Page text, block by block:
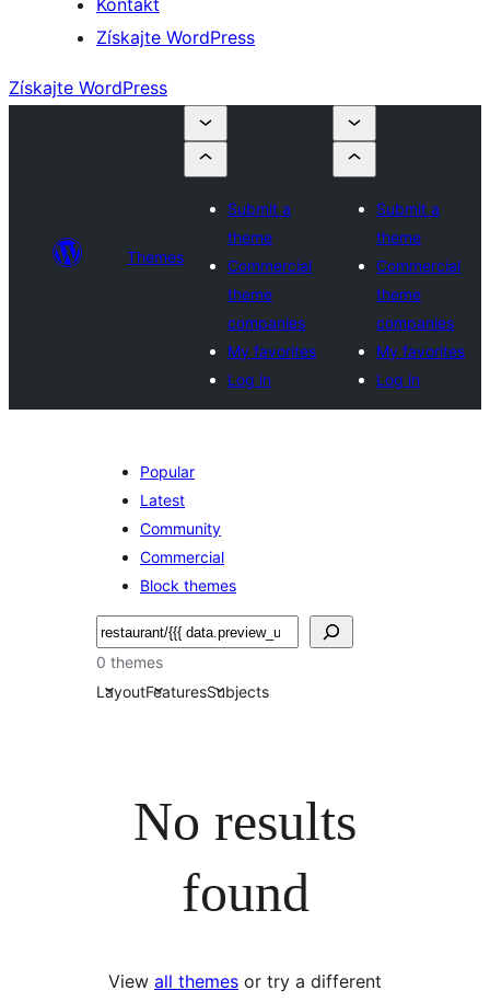
Kontakt
Získajte WordPress
Získajte WordPress
Themes
Submit a
theme
Commercial
theme
companies
My favorites
Log in
Submit a
theme
Commercial
theme
companies
My favorites
Log in
Popular
Latest
Community
Commercial
Block themes
Hľadať
0 themes
LayoutFeaturesSubjects
No results
found
View all themes or try a different